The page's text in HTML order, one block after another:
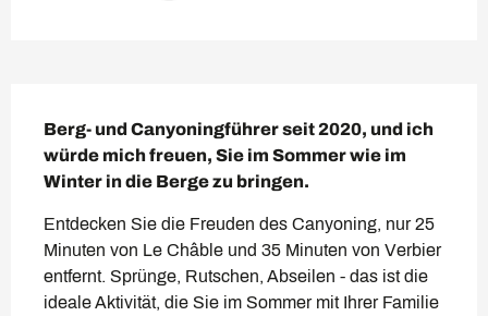
Berg- und Canyoningführer seit 2020, und ich
würde mich freuen, Sie im Sommer wie im
Winter in die Berge zu bringen.
Entdecken Sie die Freuden des Canyoning, nur 25
Minuten von Le Châble und 35 Minuten von Verbier
entfernt. Sprünge, Rutschen, Abseilen - das ist die
ideale Aktivität, die Sie im Sommer mit Ihrer Familie